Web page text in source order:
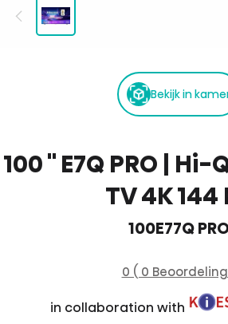
Bekijk in
100 '' E7Q PRO |
TV 4K 144
100E77Q
0 ( 0
in collaboration with